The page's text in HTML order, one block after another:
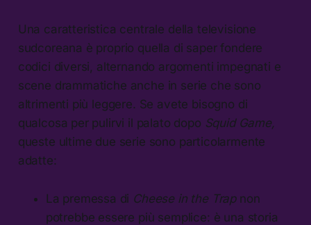
Una caratteristica centrale della televisione
sudcoreana è proprio quella di saper fondere
codici diversi, alternando argomenti impegnati e
scene drammatiche anche in serie che sono
altrimenti più leggere. Se avete bisogno di
qualcosa per pulirvi il palato dopo Squid Game,
queste ultime due serie sono particolarmente
adatte:
La premessa di Cheese in the Trapnon
potrebbe essere più semplice: è una storia